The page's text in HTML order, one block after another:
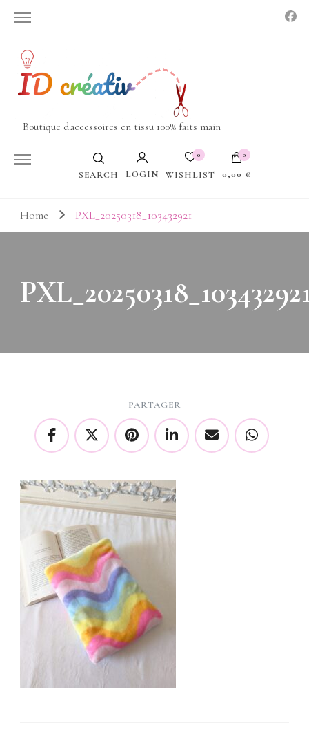
Boutique d'accessoires en tissu 100% faits main
SEARCH LOGIN
0
WISHLIST
0
0,00 €
Votre panier est vide.
Home PXL_20250318_103432921
PARTAGER